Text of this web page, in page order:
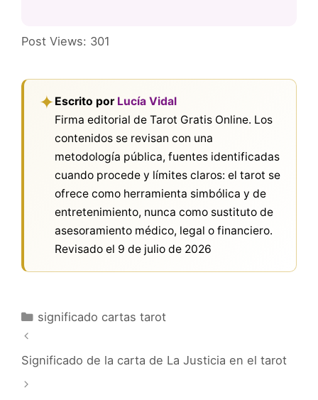
Post Views: 301
✦Escrito por Lucía Vidal
Firma editorial de Tarot Gratis Online. Los
contenidos se revisan con una
metodología pública, fuentes identificadas
cuando procede y límites claros: el tarot se
ofrece como herramienta simbólica y de
entretenimiento, nunca como sustituto de
asesoramiento médico, legal o financiero.
Revisado el 9 de julio de 2026
Categorías
significado cartas tarot
Significado de la carta de La Justicia en el tarot